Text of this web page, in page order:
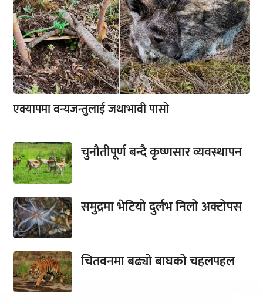
एक्यापमा वन्यजन्तुलाई जथाभावी पासो
चुनौतीपूर्ण बन्दै कृष्णसार व्यवस्थापन
समुद्रमा भेटियो दुर्लभ निलो अक्टोपस
चितवनमा बढ्यो बाघको चहलपहल